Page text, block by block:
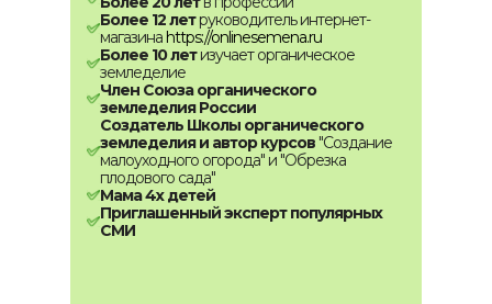
Более 12 летруководитель интернет-
магазина https://onlinesemena.ru
Более 10 летизучает органическое
земледелие
Член Союза органического
земледелия России
Создатель Школы органического
земледелия и автор курсов "Создание
малоуходного огорода" и "Обрезка
плодового сада"
Мама 4х детей
Приглашенный эксперт популярных
СМИ